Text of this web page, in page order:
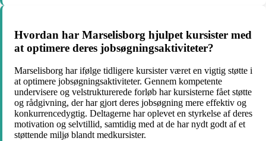
Hvordan har Marselisborg hjulpet kursister med
at optimere deres jobsøgningsaktiviteter?
Marselisborg har ifølge tidligere kursister været en vigtig støtte i
at optimere jobsøgningsaktiviteter. Gennem kompetente
undervisere og velstrukturerede forløb har kursisterne fået støtte
og rådgivning, der har gjort deres jobsøgning mere effektiv og
konkurrencedygtig. Deltagerne har oplevet en styrkelse af deres
motivation og selvtillid, samtidig med at de har nydt godt af et
støttende miljø blandt medkursister.